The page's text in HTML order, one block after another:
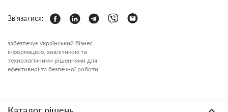
Зв'язатися:
забезпечує український бізнес
інформацією, аналітикою та
технологічними рішеннями для
ефективної та безпечної роботи.